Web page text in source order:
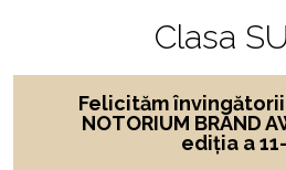
Clasa
Felicităm
NOTORIUM BRAND
ediția a